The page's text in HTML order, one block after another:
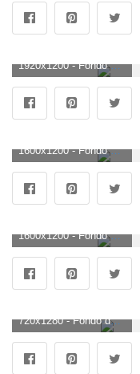
1920x1200 - Fondo de pantalla de 1920x1200. Wallpaper para escritorio de enamorados.
1600x1200 - Fondo de pantalla de 1600x1200. Fondo de pantalla de enamorados.
1600x1200 - Fondo de pantalla de 1600x1200. Fondo para computadora de enamorados.
720x1280 - Fondo de pantalla de 720x1280. Fondo para móvil de enamorados.